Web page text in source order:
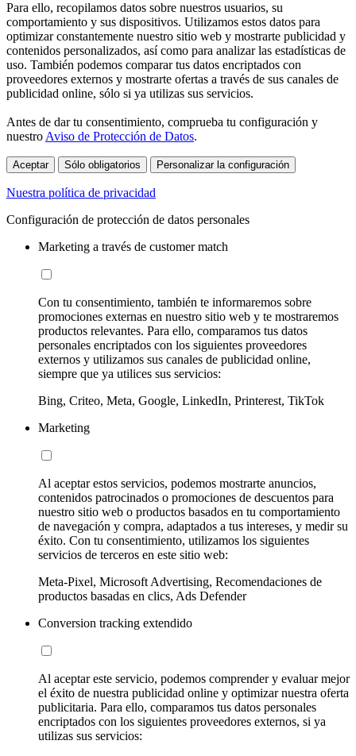
Para ello, recopilamos datos sobre nuestros usuarios, su
comportamiento y sus dispositivos. Utilizamos estos datos para
optimizar constantemente nuestro sitio web y mostrarte publicidad y
contenidos personalizados, así como para analizar las estadísticas de
uso. También podemos comparar tus datos encriptados con
proveedores externos y mostrarte ofertas a través de sus canales de
publicidad online, sólo si ya utilizas sus servicios.
Antes de dar tu consentimiento, comprueba tu configuración y
nuestro Aviso de Protección de Datos.
Aceptar Sólo obligatorios Personalizar la configuración
Nuestra política de privacidad
Configuración de protección de datos personales
Marketing a través de customer match
Con tu consentimiento, también te informaremos sobre
promociones externas en nuestro sitio web y te mostraremos
productos relevantes. Para ello, comparamos tus datos
personales encriptados con los siguientes proveedores
externos y utilizamos sus canales de publicidad online,
siempre que ya utilices sus servicios:
Bing, Criteo, Meta, Google, LinkedIn, Printerest, TikTok
Marketing
Al aceptar estos servicios, podemos mostrarte anuncios,
contenidos patrocinados o promociones de descuentos para
nuestro sitio web o productos basados en tu comportamiento
de navegación y compra, adaptados a tus intereses, y medir su
éxito. Con tu consentimiento, utilizamos los siguientes
servicios de terceros en este sitio web:
Meta-Pixel, Microsoft Advertising, Recomendaciones de
productos basadas en clics, Ads Defender
Conversion tracking extendido
Al aceptar este servicio, podemos comprender y evaluar mejor
el éxito de nuestra publicidad online y optimizar nuestra oferta
publicitaria. Para ello, comparamos tus datos personales
encriptados con los siguientes proveedores externos, si ya
utilizas sus servicios: